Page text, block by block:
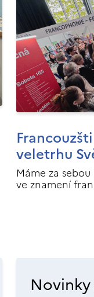
veletrhu
Máme za
ve znamení
Novinky